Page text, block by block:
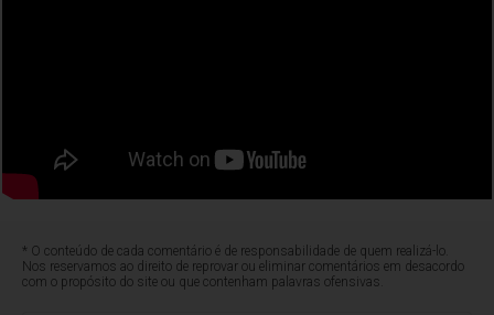
* O conteúdo de cada comentário é de responsabilidade de quem realizá-lo.
Nos reservamos ao direito de reprovar ou eliminar comentários em desacordo
com o propósito do site ou que contenham palavras ofensivas.